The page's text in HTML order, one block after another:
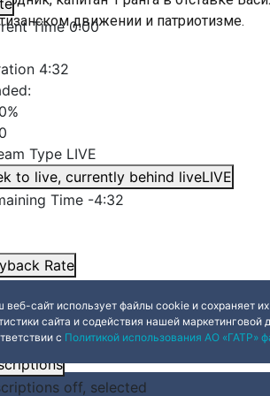
Time0:00
4:32
:
Type LIVE
to live, currently behind liveLIVE
Time -4:32
Rate
off, selected
движении и патриотизме.
веб-сайт использует файлы cookie и сохраняет
сайта и содействия нашей
с Политикой использования АО «ГАТР»